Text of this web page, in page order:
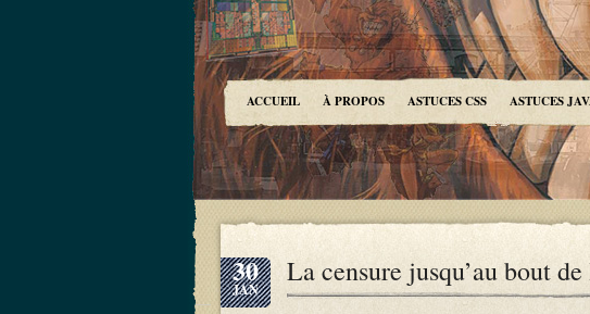
ACCUEIL À PROPOS ASTUCES CSS ASTUCES
30
JAN
La censure jusqu’au bout